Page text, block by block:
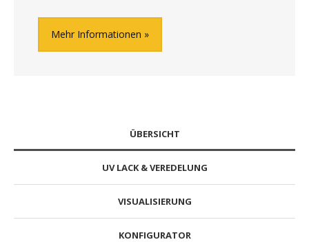
Mehr Informationen
ÜBERSICHT
UV LACK & VEREDELUNG
VISUALISIERUNG
KONFIGURATOR